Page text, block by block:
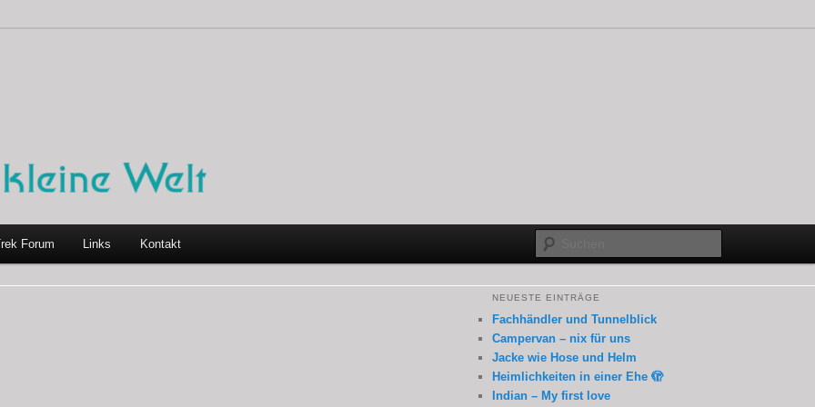
Forum Links Kontakt
NEUESTE EINTRÄGE
Fachhändler und Tunnelblick
Campervan – nix für uns
Jacke wie Hose und Helm
Heimlichkeiten in einer Ehe 🫣
Indian – My first love